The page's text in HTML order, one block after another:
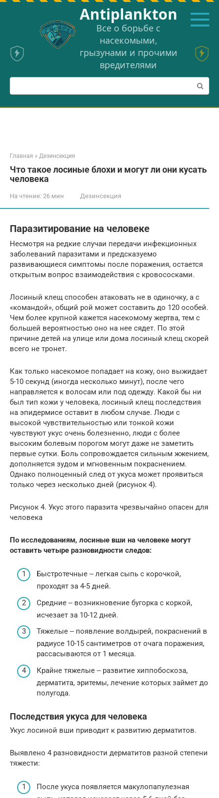
Перейти
Аntiplankton
Все о борьбе с
насекомыми,
грызунами и прочими
вредителями
Поиск:
Главная » Дезинсекция
Что такое лосиные блохи и могут ли они кусать
человека
На чтение: 26 мин Дезинсекция
Паразитирование на человеке
Несмотря на редкие случаи передачи инфекционных
заболеваний паразитами и предсказуемо
развивающиеся симптомы после поражения, остается
открытым вопрос взаимодействия с кровососками.
Лосиный клещ способен атаковать не в одиночку, а с
«командой», общий рой может составить до 120 особей.
Чем более крупной кажется насекомому жертва, тем с
большей вероятностью оно на нее сядет. По этой
причине детей на улице или дома лосиный клещ скорей
всего не тронет.
Как только насекомое попадает на кожу, оно выжидает
5-10 секунд (иногда несколько минут), после чего
направляется к волосам или под одежду. Какой бы ни
был тип кожи у человека, лосиный клещ последствия
на эпидермисе оставит в любом случае. Люди с
высокой чувствительностью или тонкой кожи
чувствуют укус очень болезненно, люди с более
высоким болевым порогом могут даже не заметить
первые сутки. Боль сопровождается сильным жжением,
дополняется зудом и мгновенным покраснением.
Однако полноценный след от укуса может проявиться
только через несколько дней (рисунок 4).
Рисунок 4. Укус этого паразита чрезвычайно опасен для
человека
По исследованиям, лосиные вши на человеке могут
оставить четыре разновидности следов:
Быстротечные ‒ легкая сыпь с корочкой,
проходят за 4-5 дней.
Средние ‒ возникновение бугорка с коркой,
исчезает за 10-12 дней.
Тяжелые ‒ появление волдырей, покраснений в
радиусе 10-15 сантиметров от очага поражения,
рассасываются от 1 месяца.
Крайне тяжелые ‒ развитие хиппобоскоза,
дерматита, эритемы, лечение которых займет до
полугода.
Последствия укуса для человека
Укус лосиной вши приводит к развитию дерматитов.
Выявлено 4 разновидности дерматитов разной степени
тяжести:
После укуса появляется макулопапулезная